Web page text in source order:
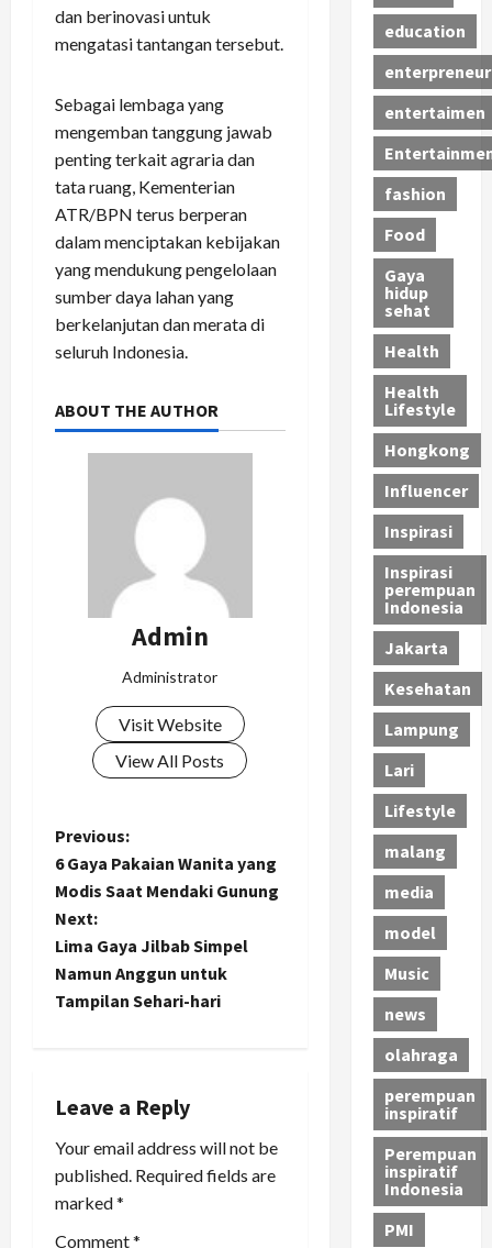
dan berinovasi untuk
mengatasi tantangan tersebut.
Sebagai lembaga yang
mengemban tanggung jawab
penting terkait agraria dan
tata ruang, Kementerian
ATR/BPN terus berperan
dalam menciptakan kebijakan
yang mendukung pengelolaan
sumber daya lahan yang
berkelanjutan dan merata di
seluruh Indonesia.
ABOUT THE AUTHOR
Admin
Administrator
Visit Website
View All Posts
P
o
s
t
v
i
g
Previous:
6 Gaya Pakaian Wanita yang
Modis Saat Mendaki Gunung
Next:
Lima Gaya Jilbab Simpel
Namun Anggun untuk
Tampilan Sehari-hari
Leave a Reply
Your email address will not be
published. Required fields are
marked*
Comment*
education
enterpreneur
entertaimen
fashion
Food
Gaya
hidup
sehat
Health
Health
Lifestyle
Hongkong
Influencer
Inspirasi
Inspirasi
perempuan
Indonesia
Jakarta
Kesehatan
Lampung
Lari
Lifestyle
malang
media
model
Music
news
olahraga
perempuan
inspiratif
Perempuan
inspiratif
Indonesia
PMI